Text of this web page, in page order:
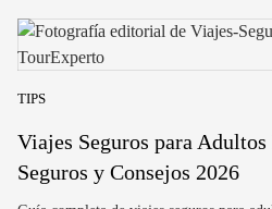
TIPS
Viajes Seguros para
Seguros y Consejos 2026